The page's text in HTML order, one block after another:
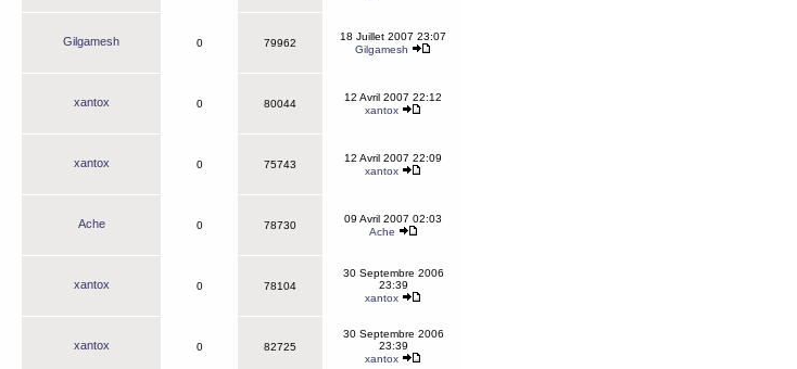
Gilgamesh 0 79962
18 Juillet 2007 23:07
Gilgamesh
xantox 0 80044
12 Avril 2007 22:12
xantox
xantox 0 75743
12 Avril 2007 22:09
xantox
Ache 0 78730
09 Avril 2007 02:03
Ache
xantox 0 78104
30 Septembre 2006
23:39
xantox
xantox 0 82725
30 Septembre 2006
23:39
xantox